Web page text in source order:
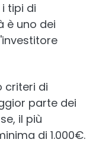
tipi di
è uno dei
criteri di
parte dei
il più
di 1.000€.